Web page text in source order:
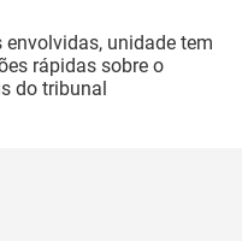
unidade tem
rápidas sobre o
do tribunal